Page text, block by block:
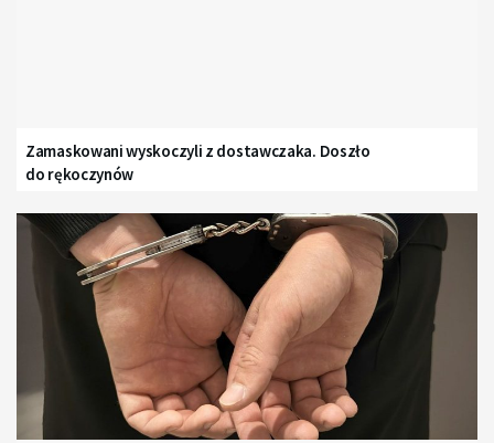
Zamaskowani wyskoczyli z dostawczaka. Doszło
do rękoczynów